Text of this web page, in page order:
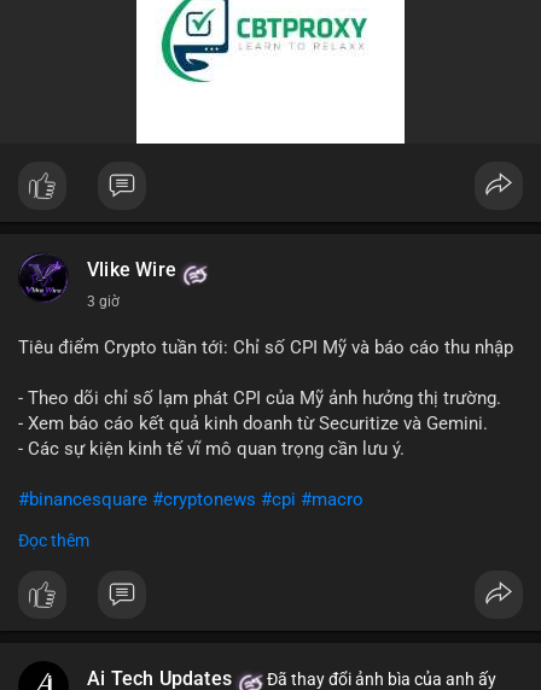
Vlike Wire
3 giờ
Tiêu điểm Crypto tuần tới: Chỉ số CPI Mỹ và báo cáo thu nhập
- Theo dõi chỉ số lạm phát CPI của Mỹ ảnh hưởng thị trường.
- Xem báo cáo kết quả kinh doanh từ Securitize và Gemini.
- Các sự kiện kinh tế vĩ mô quan trọng cần lưu ý.
#binancesquare #cryptonews #cpi #macro
$btc $eth
#vlikevn #titanbot
Đọc thêm
Ai Tech Updates Đã thay đổi ảnh bìa của anh ấy